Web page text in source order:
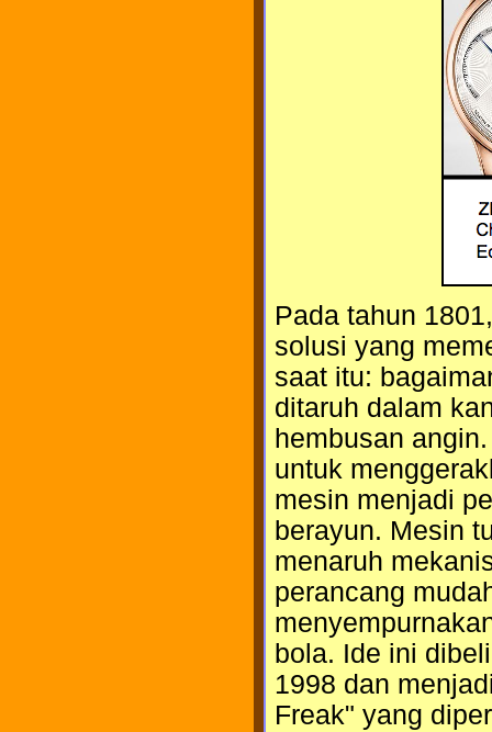
Pada tahun
solusi yang
saat itu:
ditaruh dalam
hembusan
untuk
mesin menjadi
berayun. Mesin
menaruh
perancang
bola. Ide ini
1998 dan
Freak" yang